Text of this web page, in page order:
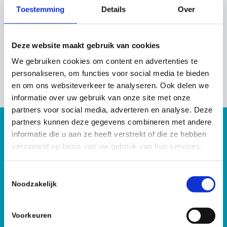
Toestemming Details Over
Deze website maakt gebruik van cookies
We gebruiken cookies om content en advertenties te
personaliseren, om functies voor social media te bieden
en om ons websiteverkeer te analyseren. Ook delen we
informatie over uw gebruik van onze site met onze
partners voor social media, adverteren en analyse. Deze
partners kunnen deze gegevens combineren met andere
informatie die u aan ze heeft verstrekt of die ze hebben
verzameld op basis van uw gebruik van hun services.
Noodzakelijk
Voorkeuren
“Het werk is zwaar, maar ik ben blij dat ik dit met
nabestaanden mag doen.”
Jef
Werkt bij ‘De Profs’
Nieuwsgierig wat we kunnen
betekenen?
Bel met een van onze medewerkers
voor vragen of een offerte.